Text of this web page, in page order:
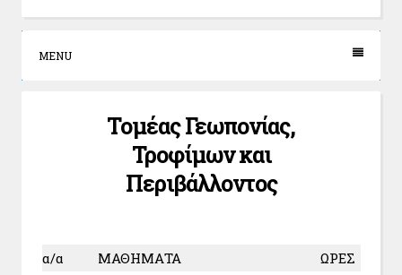
MENU
Τομέας Γεωπονίας,
Τροφίμων και
Περιβάλλοντος
α/α ΜΑΘΗΜΑΤΑ
ΩΡΕΣ